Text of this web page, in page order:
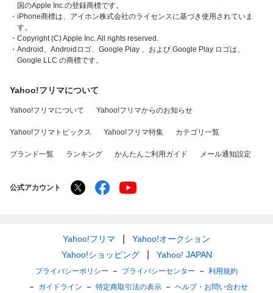
国のApple Inc.の登録商標です。
・iPhone商標は、アイホン株式会社のライセンスに基づき使用されていま
す。
・Copyright (C) Apple Inc. All rights reserved.
・Android、Androidロゴ、Google Play 、および Google Play ロゴは、
Google LLC の商標です。
Yahoo!フリマについて
Yahoo!フリマについて Yahoo!フリマからのお知らせ
Yahoo!フリマトピックス Yahoo!フリマ特集 カテゴリ一覧
ブランド一覧 ランキング かんたんご利用ガイド メール通知設定
公式アカウント
Yahoo!フリマ
Yahoo!オークション
Yahoo!ショッピング
Yahoo! JAPAN
プライバシーポリシー プライバシーセンター
利用規約
ガイドライン
特定商取引法の表示 ヘルプ・お問い合わせ